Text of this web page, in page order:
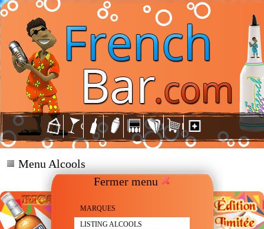
Fermer menu
MARQUES
LISTING ALCOOLS
Menu Alcools